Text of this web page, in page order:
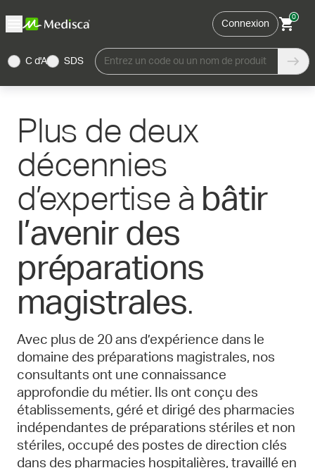
Connexion
0
C d'A SDS Entrez un code ou un nom de produit
Plus de deux
décennies
d’expertise à bâtir
l’avenir des
préparations
magistrales.
Avec plus de 20 ans d’expérience dans le
domaine des préparations magistrales, nos
consultants ont une connaissance
approfondie du métier. Ils ont conçu des
établissements, géré et dirigé des pharmacies
indépendantes de préparations stériles et non
stériles, occupé des postes de direction clés
dans des pharmacies hospitalières, travaillé en